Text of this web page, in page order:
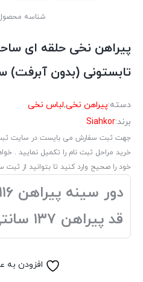
شناسه
پیراهن نخی حلقه ای
تابستونی (بدون آبرفت)
دسته:پیراهن نخی,لباس نخی
برند:Siahkor
جهت ثبت سفارش می بایست در سایت
خرید مراحل ثبت نام را تکمیل نمایید .
خود را صحیح وارد کنید تا بتوانید از
دور سینه پیراهن ۱۱۶ سانتی متر
قد پیراهن ۱۳۷ سانتی متر
افزودن به